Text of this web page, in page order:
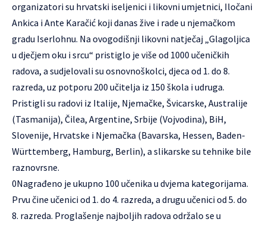
organizatori su hrvatski iseljenici i likovni umjetnici, Iločani
Ankica i Ante Karačić koji danas žive i rade u njemačkom
gradu Iserlohnu. Na ovogodišnji likovni natječaj „Glagoljica
u dječjem oku i srcu“ pristiglo je više od 1000 učeničkih
radova, a sudjelovali su osnovnoškolci, djeca od 1. do 8.
razreda, uz potporu 200 učitelja iz 150 škola i udruga.
Pristigli su radovi iz Italije, Njemačke, Švicarske, Australije
(Tasmanija), Čilea, Argentine, Srbije (Vojvodina), BiH,
Slovenije, Hrvatske i Njemačka (Bavarska, Hessen, Baden-
Württemberg, Hamburg, Berlin), a slikarske su tehnike bile
raznovrsne.
0Nagrađeno je ukupno 100 učenika u dvjema kategorijama.
Prvu čine učenici od 1. do 4. razreda, a drugu učenici od 5. do
8. razreda. Proglašenje najboljih radova održalo se u